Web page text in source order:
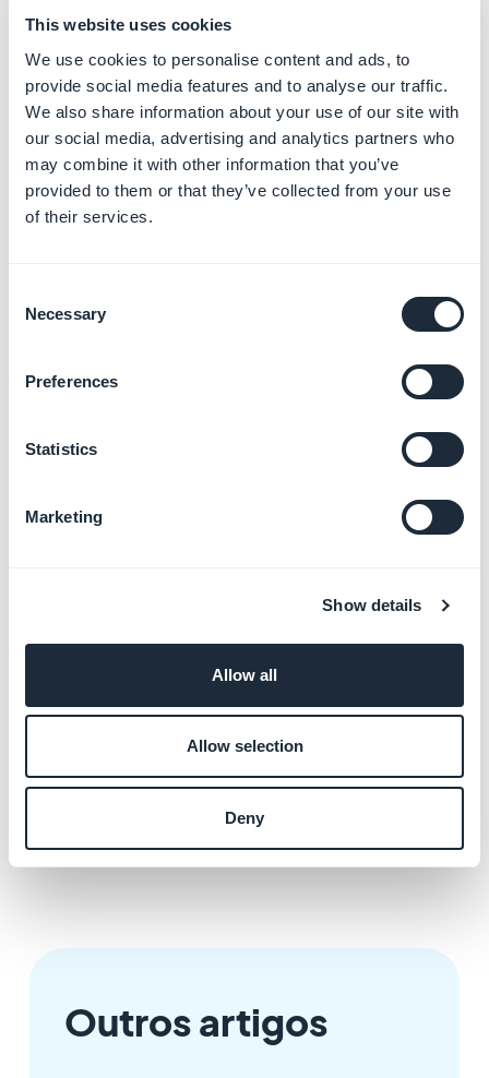
This website uses cookies
We use cookies to personalise content and ads, to
provide social media features and to analyse our traffic.
We also share information about your use of our site with
our social media, advertising and analytics partners who
may combine it with other information that you’ve
provided to them or that they’ve collected from your use
of their services.
Selection
Necessary
Preferences
Statistics
Marketing
Show details
Allow all
Allow selection
Deny
seção URL
1. Cole o URL no campo.
2. Clique no botão "Adicionar".
3. Template URL
Observação:você precisa fornecer um URL seguro
(usando o protocoloHTTPS ) para esta seção.
Outros artigos